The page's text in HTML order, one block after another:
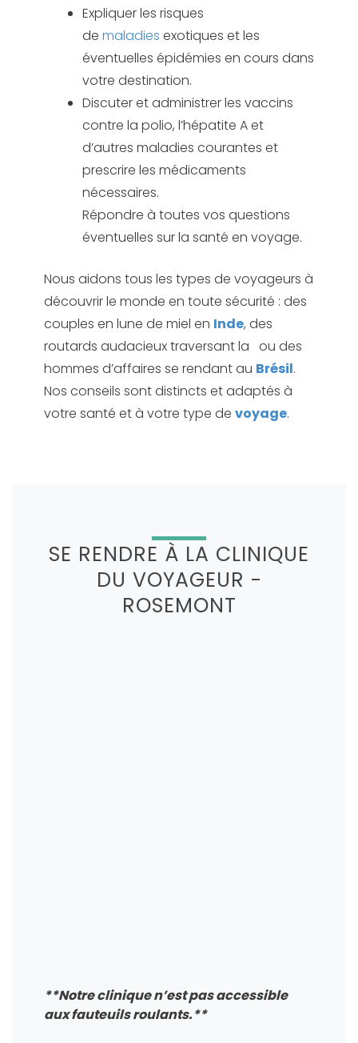
Expliquer les risques
de maladies exotiques et les
éventuelles épidémies en cours dans
votre destination.
Discuter et administrer les vaccins
contre la polio, l’hépatite A et
d’autres maladies courantes et
prescrire les médicaments
nécessaires.
Répondre à toutes vos questions
éventuelles sur la santé en voyage.
Nous aidons tous les types de voyageurs à
découvrir le monde en toute sécurité : des
couples en lune de miel en Inde, des
routards audacieux traversant la ou des
hommes d’affaires se rendant au Brésil.
Nos conseils sont distincts et adaptés à
votre santé et à votre type de voyage.
SE RENDRE À LA CLINIQUE
DU VOYAGEUR -
ROSEMONT
**Notre clinique n’est pas accessible
aux fauteuils roulants.**